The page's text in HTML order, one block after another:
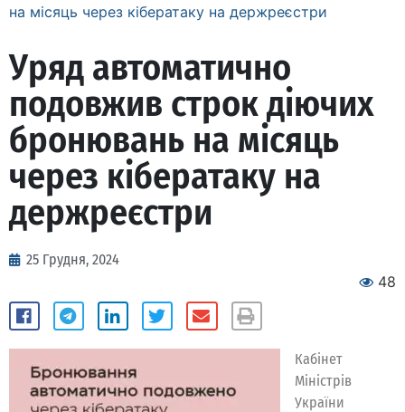
на місяць через кібератаку на держреєстри
Уряд автоматично
подовжив строк діючих
бронювань на місяць
через кібератаку на
держреєстри
25 Грудня, 2024
48
Кабінет
Міністрів
України